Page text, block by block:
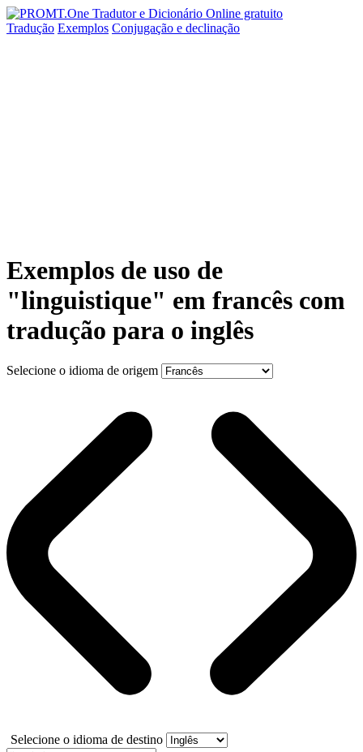
Tradução Exemplos Conjugação e declinação
Exemplos de uso de
"linguistique" em francês com
tradução para o inglês
Selecione o idioma de origem
Selecione o idioma de destino